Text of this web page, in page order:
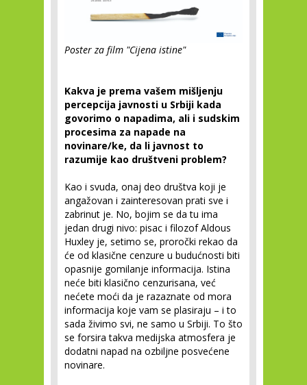
Poster za film "Cijena istine"
Kakva je prema vašem mišljenju
percepcija javnosti u Srbiji kada
govorimo o napadima, ali i sudskim
procesima za napade na
novinare/ke, da li javnost to
razumije kao društveni problem?
Kao i svuda, onaj deo društva koji je
angažovan i zainteresovan prati sve i
zabrinut je. No, bojim se da tu ima
jedan drugi nivo: pisac i filozof Aldous
Huxley je, setimo se, proročki rekao da
će od klasične cenzure u budućnosti biti
opasnije gomilanje informacija. Istina
neće biti klasično cenzurisana, već
nećete moći da je razaznate od mora
informacija koje vam se plasiraju – i to
sada živimo svi, ne samo u Srbiji. To što
se forsira takva medijska atmosfera je
dodatni napad na ozbiljne posvećene
novinare.